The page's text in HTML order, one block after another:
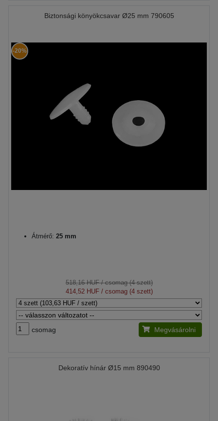
Biztonsági könyökcsavar Ø25 mm 790605
-20%
Átmérő: 25 mm
518,16 HUF/ csomag (4 szett)
414,52 HUF/ csomag (4 szett)
csomag Megvásárolni
Dekoratív hínár Ø15 mm 890490